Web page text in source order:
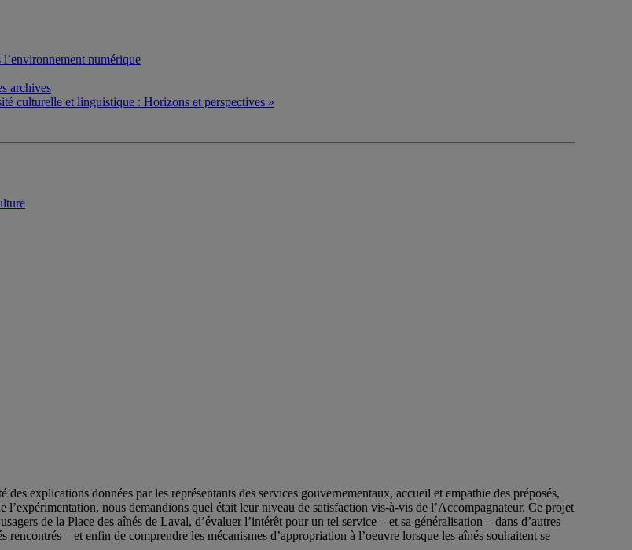
numérique
archives
culturelle et linguistique : Horizons et perspectives »
explications données par les représentants des services gouvernementaux, accueil et empathie des préposés,
l’expérimentation, nous demandions quel était leur niveau de satisfaction vis-à-vis de l’Accompagnateur. Ce projet
de la Place des aînés de Laval, d’évaluer l’intérêt pour un tel service – et sa généralisation – dans d’autres
– et enfin de comprendre les mécanismes d’appropriation à l’oeuvre lorsque les aînés souhaitent se